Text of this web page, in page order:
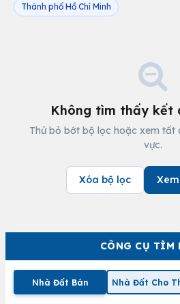
CÔNG CỤ TÌM
Nhà Đất Bán Nhà Đất Cho
Thành phố Hồ Chí Minh
Không tìm thấy kết
Thử bỏ bớt bộ lọc hoặc xem tất
vực.
Xóa bộ lọc